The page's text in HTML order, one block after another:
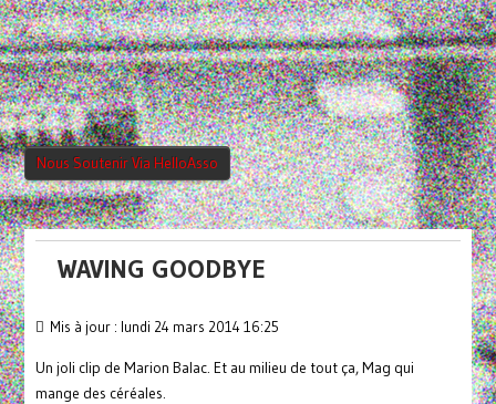
Nous Soutenir Via HelloAsso
WAVING GOODBYE
Mis à jour : lundi 24 mars 2014 16:25
Un joli clip de Marion Balac. Et au milieu de tout ça, Mag qui
mange des céréales.